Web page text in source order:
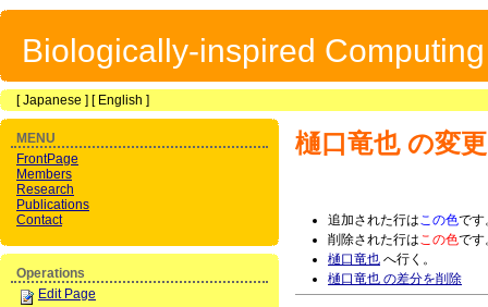
Biologically-inspired
[Japanese ] [ English ]
樋口竜也の変
追加された行はこの色です
削除された行はこの色です
樋口竜也 へ行く。
樋口竜也 の差分を削除
MENU
FrontPage
Members
Research
Publications
Contact
Operations
Edit Page